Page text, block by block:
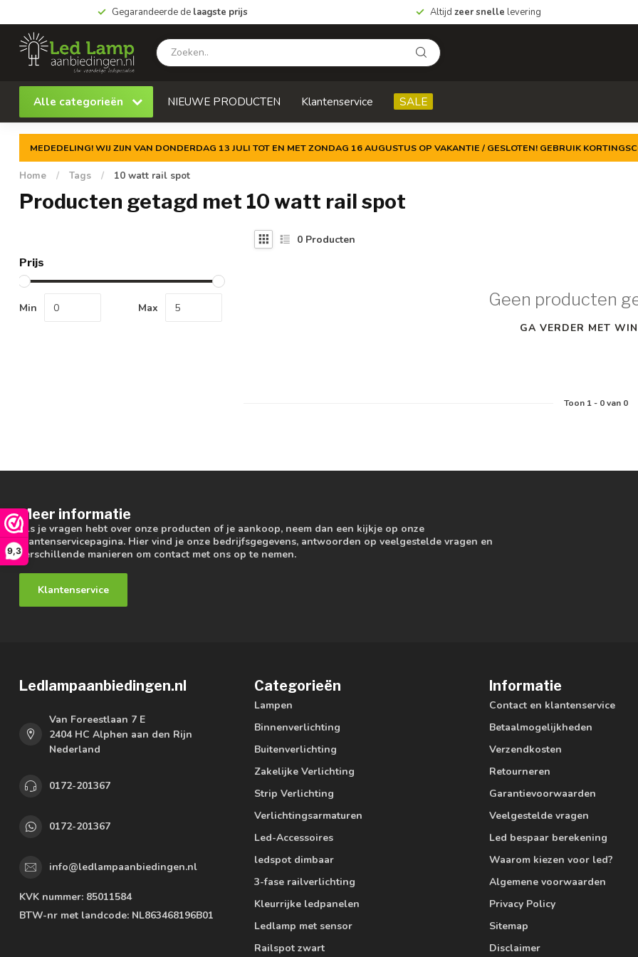
9,3
Gegarandeerde de laagste prijs Altijd zeer snelle levering
Alle categorieën NIEUWE PRODUCTEN Klantenservice SALE
MEDEDELING! WIJ ZIJN VAN DONDERDAG 13 JULI TOT EN MET ZONDAG 16 AUGUSTUS OP VAKANTIE / GESLOTEN! GEBRUIK
Home / Tags / 10 watt rail spot
Producten getagd met 10 watt rail spot
Prijs
Min Max
0 Producten
Geen producten
GA VERDER MET
Toon 1- 0van 0
Meer informatie
Als je vragen hebt over onze producten of je aankoop, neem dan een kijkje op onze
klantenservicepagina. Hier vind je onze bedrijfsgegevens, antwoorden op veelgestelde vragen en
verschillende manieren om contact met ons op te nemen.
Klantenservice
Ledlampaanbiedingen.nl
Van Foreestlaan 7 E
2404 HC Alphen aan den Rijn
Nederland
0172-201367
0172-201367
info@ledlampaanbiedingen.nl
KVK nummer: 85011584
BTW-nr met landcode: NL863468196B01
Categorieën
Lampen
Binnenverlichting
Buitenverlichting
Zakelijke Verlichting
Strip Verlichting
Verlichtingsarmaturen
Led-Accessoires
ledspot dimbaar
3-fase railverlichting
Kleurrijke ledpanelen
Ledlamp met sensor
Railspot zwart
Informatie
Contact en klantenservice
Betaalmogelijkheden
Verzendkosten
Retourneren
Garantievoorwaarden
Veelgestelde vragen
Led bespaar berekening
Waarom kiezen voor led?
Algemene voorwaarden
Privacy Policy
Sitemap
Disclaimer